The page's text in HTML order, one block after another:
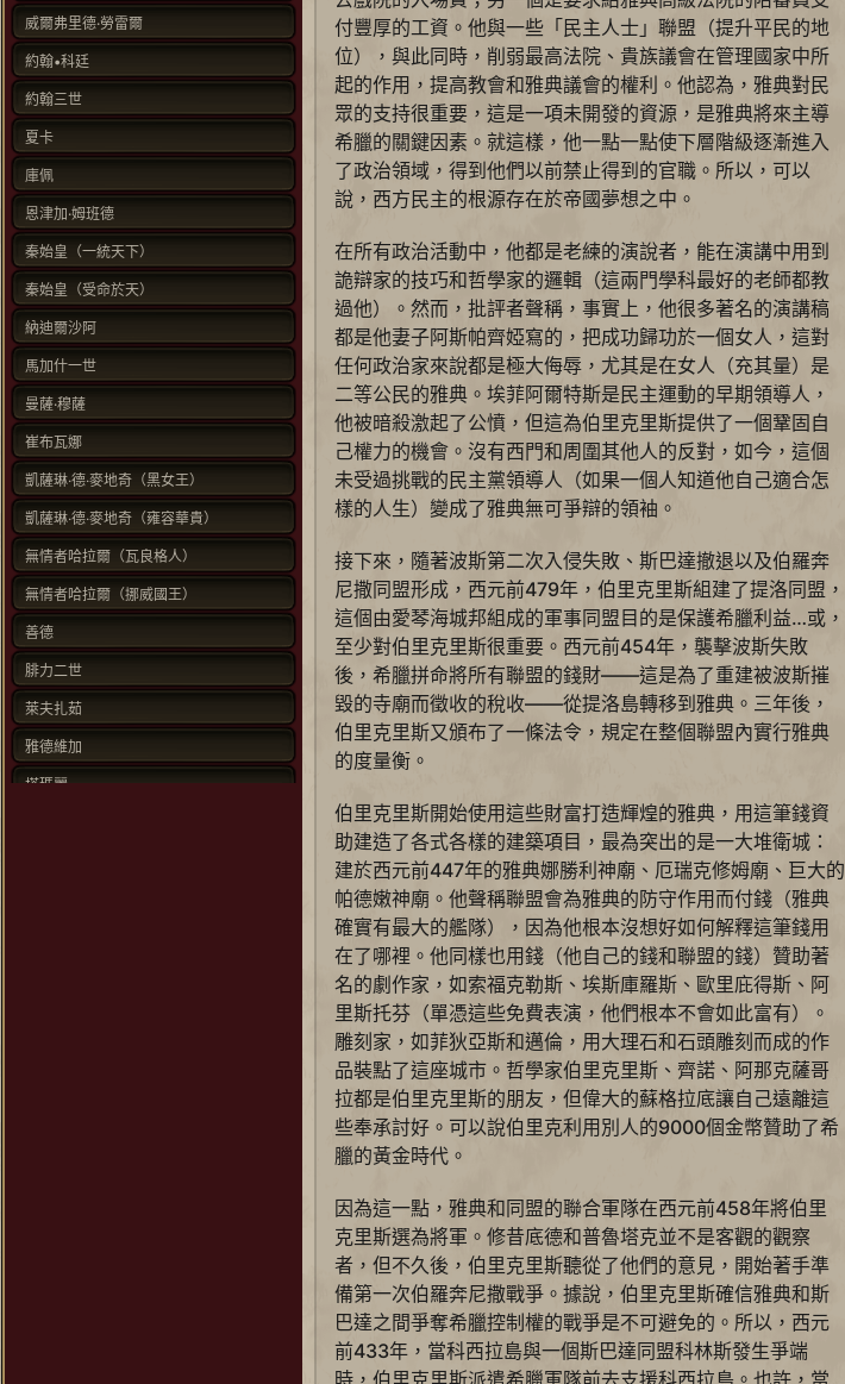
威爾弗里德·勞雷爾
約翰•科廷
約翰三世
夏卡
庫佩
恩津加·姆班德
秦始皇（一統天下）
秦始皇（受命於天）
納迪爾沙阿
馬加什一世
曼薩·穆薩
崔布瓦娜
凱薩琳‧德‧麥地奇（黑女王）
凱薩琳‧德‧麥地奇（雍容華貴）
無情者哈拉爾（瓦良格人）
無情者哈拉爾（挪威國王）
善德
腓力二世
萊夫扎茹
雅德維加
塔瑪麗
付豐厚的工資。他與一些「民主人士」聯盟（提升平民的地
位），與此同時，削弱最高法院、貴族議會在管理國家中所
起的作用，提高教會和雅典議會的權利。他認為，雅典對民
眾的支持很重要，這是一項未開發的資源，是雅典將來主導
希臘的關鍵因素。就這樣，他一點一點使下層階級逐漸進入
了政治領域，得到他們以前禁止得到的官職。所以，可以
說，西方民主的根源存在於帝國夢想之中。
在所有政治活動中，他都是老練的演說者，能在演講中用到
詭辯家的技巧和哲學家的邏輯（這兩門學科最好的老師都教
過他）。然而，批評者聲稱，事實上，他很多著名的演講稿
都是他妻子阿斯帕齊婭寫的，把成功歸功於一個女人，這對
任何政治家來說都是極大侮辱，尤其是在女人（充其量）是
二等公民的雅典。埃菲阿爾特斯是民主運動的早期領導人，
他被暗殺激起了公憤，但這為伯里克里斯提供了一個鞏固自
己權力的機會。沒有西門和周圍其他人的反對，如今，這個
未受過挑戰的民主黨領導人（如果一個人知道他自己適合怎
樣的人生）變成了雅典無可爭辯的領袖。
接下來，隨著波斯第二次入侵失敗、斯巴達撤退以及伯羅奔
尼撒同盟形成，西元前479年，伯里克里斯組建了提洛同盟，
這個由愛琴海城邦組成的軍事同盟目的是保護希臘利益…或，
至少對伯里克里斯很重要。西元前454年，襲擊波斯失敗
後，希臘拼命將所有聯盟的錢財——這是為了重建被波斯摧
毀的寺廟而徵收的稅收——從提洛島轉移到雅典。三年後，
伯里克里斯又頒布了一條法令，規定在整個聯盟內實行雅典
的度量衡。
伯里克里斯開始使用這些財富打造輝煌的雅典，用這筆錢資
助建造了各式各樣的建築項目，最為突出的是一大堆衛城：
建於西元前447年的雅典娜勝利神廟、厄瑞克修姆廟、巨大的
帕德嫩神廟。他聲稱聯盟會為雅典的防守作用而付錢（雅典
確實有最大的艦隊），因為他根本沒想好如何解釋這筆錢用
在了哪裡。他同樣也用錢（他自己的錢和聯盟的錢）贊助著
名的劇作家，如索福克勒斯、埃斯庫羅斯、歐里庇得斯、阿
里斯托芬（單憑這些免費表演，他們根本不會如此富有）。
雕刻家，如菲狄亞斯和邁倫，用大理石和石頭雕刻而成的作
品裝點了這座城市。哲學家伯里克里斯、齊諾、阿那克薩哥
拉都是伯里克里斯的朋友，但偉大的蘇格拉底讓自己遠離這
些奉承討好。可以說伯里克利用別人的9000個金幣贊助了希
臘的黃金時代。
因為這一點，雅典和同盟的聯合軍隊在西元前458年將伯里
克里斯選為將軍。修昔底德和普魯塔克並不是客觀的觀察
者，但不久後，伯里克里斯聽從了他們的意見，開始著手準
備第一次伯羅奔尼撒戰爭。據說，伯里克里斯確信雅典和斯
巴達之間爭奪希臘控制權的戰爭是不可避免的。所以，西元
前433年，當科西拉島與一個斯巴達同盟科林斯發生爭端